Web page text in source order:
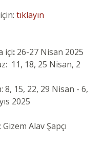
tıklayın
içi: 26-27 Nisan 2025
11, 18, 25 Nisan, 2
8, 15, 22, 29 Nisan - 6,
2025
Alav Şapçı